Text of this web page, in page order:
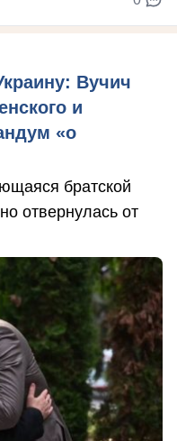
Вучич
и
«о
братской
отвернулась от